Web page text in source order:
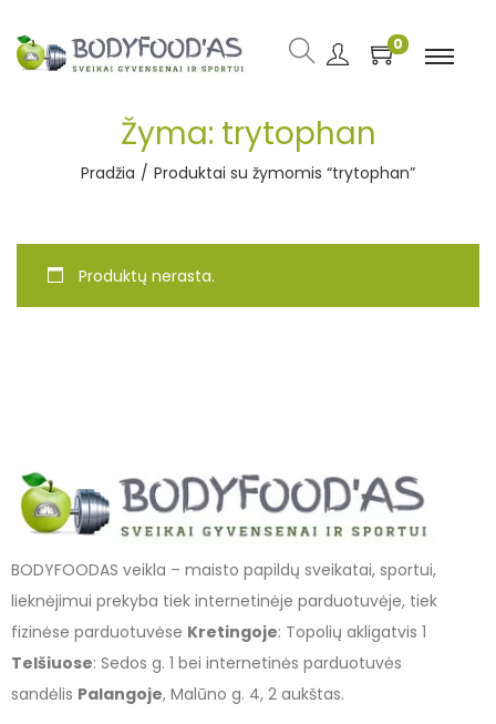
0
Žyma: trytophan
Pradžia / Produktai su žymomis “trytophan”
Produktų nerasta.
BODYFOODAS veikla – maisto papildų sveikatai, sportui,
lieknėjimui prekyba tiek internetinėje parduotuvėje, tiek
fizinėse parduotuvėse Kretingoje: Topolių akligatvis 1
Telšiuose: Sedos g. 1 bei internetinės parduotuvės
sandėlis Palangoje, Malūno g. 4, 2 aukštas.